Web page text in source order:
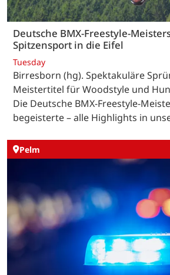
Deutsche BMX-Freestyle-
Spitzensport in die Eifel
Tuesday
Birresborn (hg). Spektakuläre
Meistertitel für Woodstyle und
Die Deutsche BMX-Freestyle-
begeisterte – alle Highlights in
Pelm